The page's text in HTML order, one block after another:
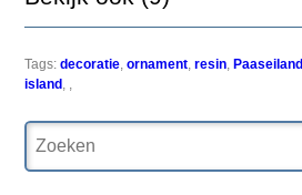
de
11e
In
de
Tags: decoratie,ornament,resin, Paaseiland
island , ,